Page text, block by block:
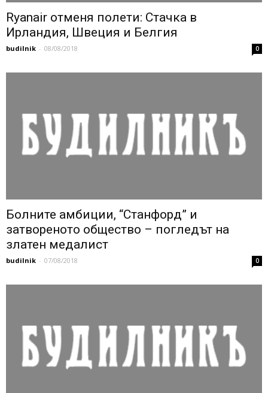
Ryanair отменя полети: Стачка в
Ирландия, Швеция и Белгия
budilnik - 08/08/2018 0
Болните амбиции, “Станфорд” и
затвореното общество – погледът на
златен медалист
budilnik - 07/08/2018 0